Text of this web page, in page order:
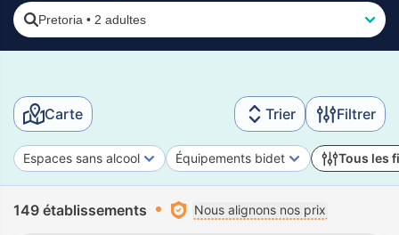
Pretoria • 2 adultes
Carte Trier Filtrer
Espaces sans alcool Équipements bidet Tous les
149 établissements Nous alignons nos prix